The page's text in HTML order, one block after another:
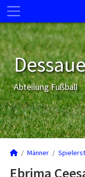
Abteilung Fußball
Männer
Ebrima